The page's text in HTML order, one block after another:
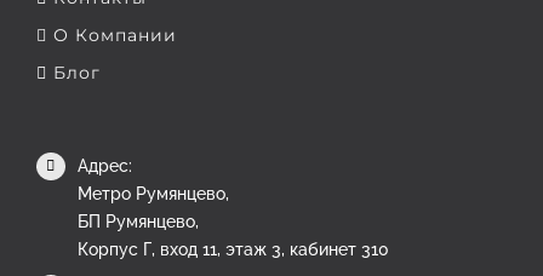
О Компании
Блог
Адрес:
Метро Румянцево,
БП Румянцево,
Корпус Г, вход 11, этаж 3, кабинет 310